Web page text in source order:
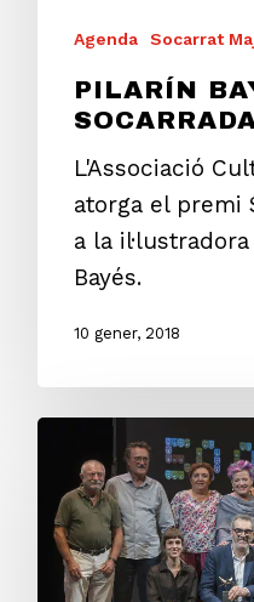
Agenda Socarrat
PILARÍN
L'Associació
atorga el premi
a la
Bayés.
10 gener, 2018